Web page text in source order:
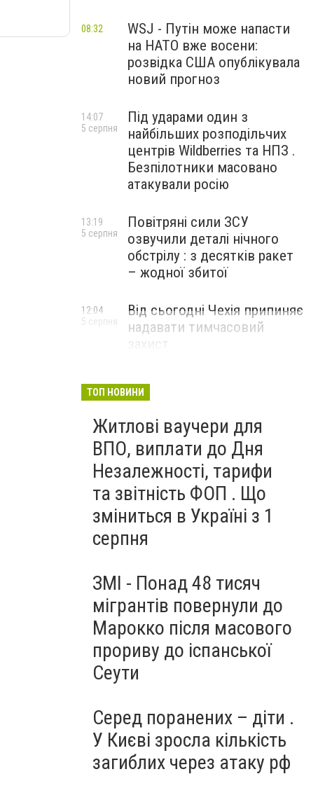
WSJ - Путін може напасти
на НАТО вже восени:
розвідка США опублікувала
новий прогноз
08:32
Під ударами один з
найбільших розподільчих
центрів Wildberries та НПЗ .
Безпілотники масовано
атакували росію
14:07
5 серпня
Повітряні сили ЗСУ
озвучили деталі нічного
обстрілу : з десятків ракет
– жодної збитої
13:19
5 серпня
Від сьогодні Чехія припиняє
надавати тимчасовий
12:04
5 серпня
ТОП НОВИНИ
Житлові ваучери для
ВПО, виплати до Дня
Незалежності, тарифи
та звітність ФОП . Що
зміниться в Україні з 1
серпня
ЗМІ - Понад 48 тисяч
мігрантів повернули до
Марокко після масового
прориву до іспанської
Сеути
Серед поранених – діти .
У Києві зросла кількість
загиблих через атаку рф